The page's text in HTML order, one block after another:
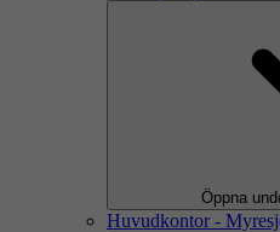
Öppna
Huvudkontor -